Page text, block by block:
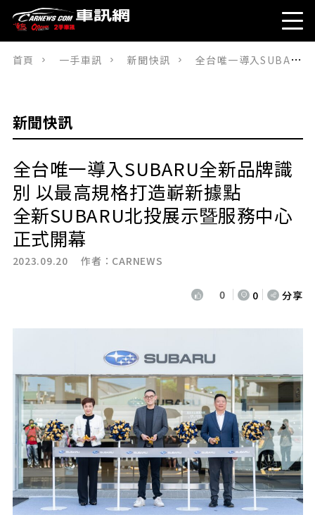
首頁 一手車訊 新聞快訊 全台唯一導入SUBARU全新品牌識別 以最高規格打造嶄新據點全新SUBARU北投展示暨服務中心正式開幕
新聞快訊
全台唯一導入SUBARU全新品牌識
別 以最高規格打造嶄新據點
全新SUBARU北投展示暨服務中心
正式開幕
2023.09.20 作者： CARNEWS
0 0 分享